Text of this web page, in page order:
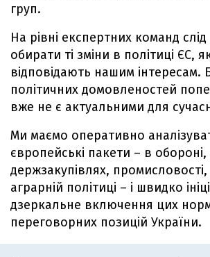
груп.
На рівні експертних команд
обирати ті зміни в політиці ЄС,
відповідають нашим інтересам.
політичних домовленостей
вже не є актуальними для
Ми маємо оперативно
європейські пакети – в обороні,
держзакупівлях,
аграрній політиці – і швидко
дзеркальне включення цих
переговорних позицій України.